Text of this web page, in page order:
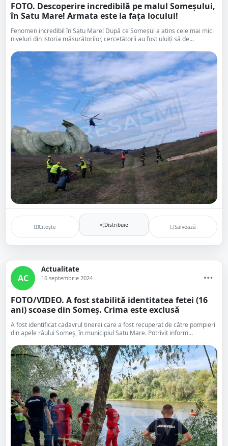
FOTO. Descoperire incredibilă pe malul Someșului,
în Satu Mare! Armata este la fața locului!
Fenomen incredibil în Satu Mare! După ce Someșul a atins cele mai mici
niveluri din istoria măsurătorilor, cercetătorii au fost uluiți să de...
Citește Distribuie Salvează
AC
Actualitate
16 septembrie 2024
FOTO/VIDEO. A fost stabilită identitatea fetei (16
ani) scoase din Someș. Crima este exclusă
A fost identificat cadavrul tinerei care a fost recuperat de către pompieri
din apele râului Someș, în municipiul Satu Mare. Potrivit inform...